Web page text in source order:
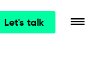
Let's talk